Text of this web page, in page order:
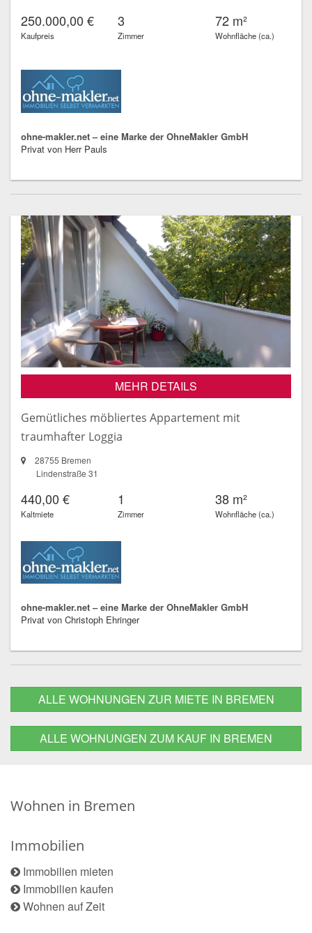
250.000,00 €
Kaufpreis
3
Zimmer
72 m²
Wohnfläche (ca.)
ohne-makler.net – eine Marke der OhneMakler GmbH
Privat von Herr Pauls
MEHR DETAILS
Gemütliches möbliertes Appartement mit
traumhafter Loggia
28755 Bremen
Lindenstraße 31
440,00 €
Kaltmiete
1
Zimmer
38 m²
Wohnfläche (ca.)
ohne-makler.net – eine Marke der OhneMakler GmbH
Privat von Christoph Ehringer
ALLE WOHNUNGEN ZUR MIETE IN BREMEN
ALLE WOHNUNGEN ZUM KAUF IN BREMEN
Wohnen in Bremen
Immobilien
Immobilien mieten
Immobilien kaufen
Wohnen auf Zeit